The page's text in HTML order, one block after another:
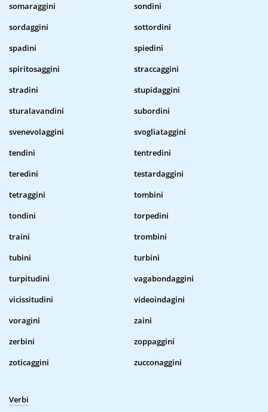
somaraggini
sondini
sordaggini
sottordini
spadini
spiedini
spiritosaggini
straccaggini
stradini
stupidaggini
sturalavandini
subordini
svenevolaggini
svogliataggini
tendini
tentredini
teredini
testardaggini
tetraggini
tombini
tondini
torpedini
traini
trombini
tubini
turbini
turpitudini
vagabondaggini
vicissitudini
videoindagini
voragini
zaini
zerbini
zoppaggini
zoticaggini
zucconaggini
Verbi